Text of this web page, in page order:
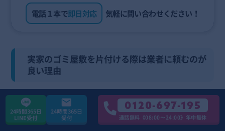
電話１本で即日対応 気軽に問い合わせください！
実家のゴミ屋敷を片付ける際は業者に頼むのが
良い理由
24時間365日
LINE受付
24時間365日
受付
0120-697-195
通話無料《08:00〜24:00》年中無休